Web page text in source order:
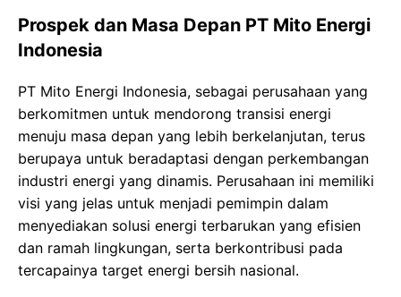
Prospek dan Masa Depan PT Mito Energi
Indonesia
PT Mito Energi Indonesia, sebagai perusahaan yang
berkomitmen untuk mendorong transisi energi
menuju masa depan yang lebih berkelanjutan, terus
berupaya untuk beradaptasi dengan perkembangan
industri energi yang dinamis. Perusahaan ini memiliki
visi yang jelas untuk menjadi pemimpin dalam
menyediakan solusi energi terbarukan yang efisien
dan ramah lingkungan, serta berkontribusi pada
tercapainya target energi bersih nasional.